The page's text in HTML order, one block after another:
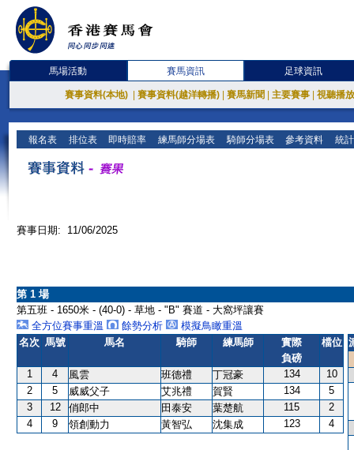
馬場活動 賽馬資訊 足球資訊
賽事資料(本地) 賽事資料(越洋轉播) 賽馬新聞 主要賽事 視聽播
報名表 排位表 即時賠率 練馬師分場表 騎師分場表 參考資料 統
賽事日期: 11/06/2025
第 1 場
第五班 - 1650米 - (40-0) - 草地 - "B" 賽道 - 大窩坪讓賽
全方位賽事重溫
餘勢分析
模擬鳥瞰重溫
名次 馬號 馬名 騎師 練馬師
實際
負磅
檔位
1 4 風雲 班德禮 丁冠豪 134
10
2
5 威威父子 艾兆禮 賀賢 134
5
3
12 俏郎中 田泰安 葉楚航 115
2
4
9 領創動力 黃智弘 沈集成 123 4